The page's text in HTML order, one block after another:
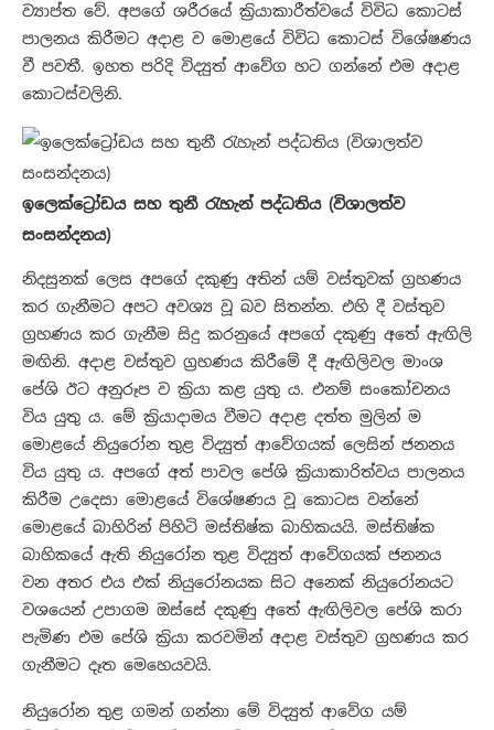
ව්‍යාප්ත වේ. අපගේ ශරීරයේ ක්‍රියාකාරීත්වයේ විවිධ කොටස්
පාලනය කිරීමට අදාළ ව මොළයේ විවිධ කොටස් විශේෂණය
වී පවතී. ඉහත පරිදි විද්‍යුත් ආවේග හට ගන්නේ එම අදාළ
කොටස්වලිනි.
ඉලෙක්ට්‍රෝඩය සහ තුනී රැහැන් පද්ධතිය (විශාලත්ව
සංසන්දනය)
නිදසුනක් ලෙස අපගේ දකුණු අතින් යම් වස්තුවක් ග්‍රහණය
කර ගැනීමට අපට අවශ්‍ය වූ බව සිතන්න. එහි දී වස්තුව
ග්‍රහණය කර ගැනීම සිදු කරනුයේ අපගේ දකුණු අතේ ඇඟිලි
මඟිනි. අදාළ වස්තුව ග්‍රහණය කිරීමේ දී ඇඟිලිවල මාංශ
පේශි ඊට අනුරූප ව ක්‍රියා කළ යුතු ය. එනම් සංකෝචනය
විය යුතු ය. මේ ක්‍රියාදාමය වීමට අදාළ දත්ත මුලින් ම
මොළයේ නියුරෝන තුළ විද්‍යුත් ආවේගයක් ලෙසින් ජනනය
විය යුතු ය. අපගේ අත් පාවල පේශි ක්‍රියාකාරිත්වය පාලනය
කිරීම උදෙසා මොළයේ විශේෂණය වූ කොටස වන්නේ
මොළයේ බාහිරින් පිහිටි මස්තිෂ්ක බාහිකයයි. මස්තිෂ්ක
බාහිකයේ ඇති නියුරෝන තුළ විද්‍යුත් ආවේගයක් ජනනය
වන අතර එය එක් නියුරෝනයක සිට අනෙක් නියුරෝනයට
වශයෙන් උපාගම ඔස්සේ දකුණු අතේ ඇඟිලිවල පේශි කරා
පැමිණ එම පේශි ක්‍රියා කරවමින් අදාළ වස්තුව ග්‍රහණය කර
ගැනීමට දෑත මෙහෙයවයි.
නියුරෝන තුළ ගමන් ගන්නා මේ විද්‍යුත් ආවේග යම්